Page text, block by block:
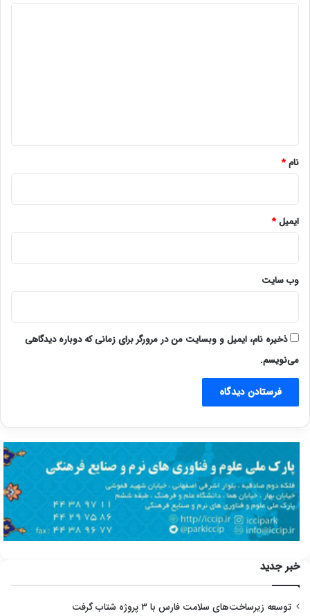
نام*
ایمیل*
وب‌ سایت
ذخیره نام، ایمیل و وبسایت من در مرورگر برای زمانی که دوباره دیدگاهی
می‌نویسم.
خبر جدید
توسعه زیرساخت‌های سلامت فارس با ۳ پروژه شتاب گرفت